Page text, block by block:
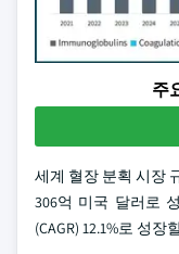
주
세계 혈장 분획 시장
306억 미국 달러로
(CAGR) 12.1%로 성장